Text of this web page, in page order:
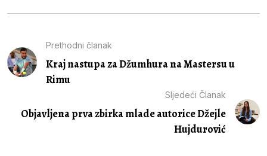
Prethodni članak
Kraj nastupa za Džumhura na Mastersu u
Rimu
Sljedeći Članak
Objavljena prva zbirka mlade autorice Džejle
Hujdurović